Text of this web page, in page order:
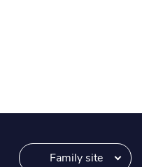
Family site